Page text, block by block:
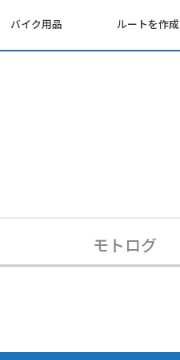
バイク用品 ルートを作成
モトログ